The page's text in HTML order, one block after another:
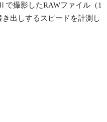
で撮影したRAWファイル（1
出しするスピードを計測し